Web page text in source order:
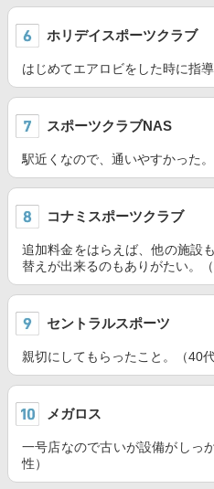
ホリデイスポーツクラブ
はじめてエアロビをした時に指
スポーツクラブNAS
駅近くなので、通いやすかった
コナミスポーツクラブ
追加料金をはらえば、他の施設
替えが出来るのもありがたい。（
セントラルスポーツ
親切にしてもらったこと。（40代
メガロス
一号店なので古いが設備がしっ
性）